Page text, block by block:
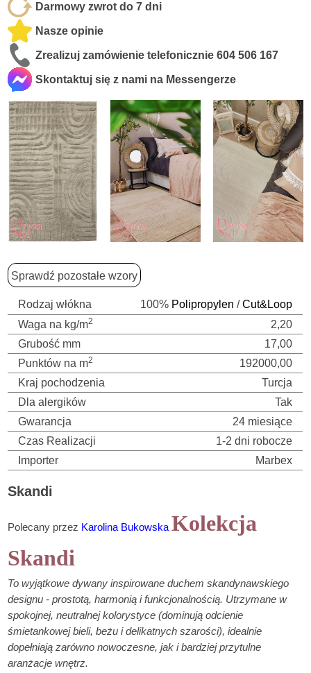
Darmowy zwrot do 7 dni
Nasze opinie
Zrealizuj zamówienie telefonicznie604 506 167
Skontaktuj się z nami na Messengerze
Sprawdź pozostałe wzory
Rodzaj włókna 100% Polipropylen /Cut&Loop
Waga na kg/m2
2,20
Grubość mm
17,00
Punktów na m2
192000,00
Kraj pochodzenia
Turcja
Dla alergików
Tak
Gwarancja
24 miesiące
Czas Realizacji
1-2 dni robocze
Importer
Marbex
Skandi
Polecany przez Karolina Bukowska Kolekcja
Skandi
To wyjątkowe dywany inspirowane duchem skandynawskiego
designu - prostotą, harmonią i funkcjonalnością. Utrzymane w
spokojnej, neutralnej kolorystyce (dominują odcienie
śmietankowej bieli, beżu i delikatnych szarości), idealnie
dopełniają zarówno nowoczesne, jak i bardziej przytulne
aranżacje wnętrz.